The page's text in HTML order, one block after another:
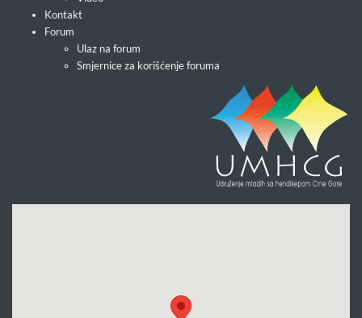
Kontakt
Forum
Ulaz na forum
Smjernice za korišćenje foruma